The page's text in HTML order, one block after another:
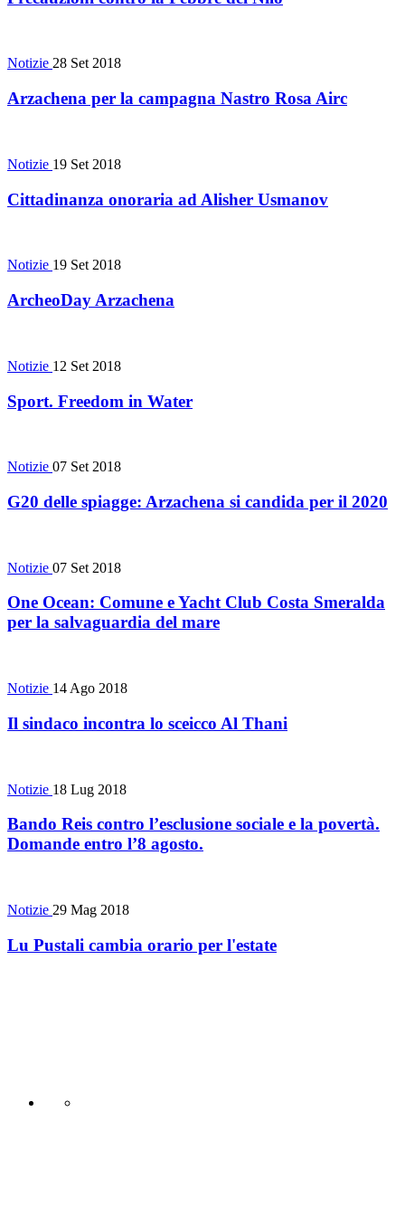
Notizie 28 Set 2018
Arzachena per la campagna Nastro Rosa Airc
Notizie 19 Set 2018
Cittadinanza onoraria ad Alisher Usmanov
Notizie 19 Set 2018
ArcheoDay Arzachena
Notizie 12 Set 2018
Sport. Freedom in Water
Notizie 07 Set 2018
G20 delle spiagge: Arzachena si candida per il 2020
Notizie 07 Set 2018
One Ocean: Comune e Yacht Club Costa Smeralda
per la salvaguardia del mare
Notizie 14 Ago 2018
Il sindaco incontra lo sceicco Al Thani
Notizie 18 Lug 2018
Bando Reis contro l’esclusione sociale e la povertà.
Domande entro l’8 agosto.
Notizie 29 Mag 2018
Lu Pustali cambia orario per l'estate